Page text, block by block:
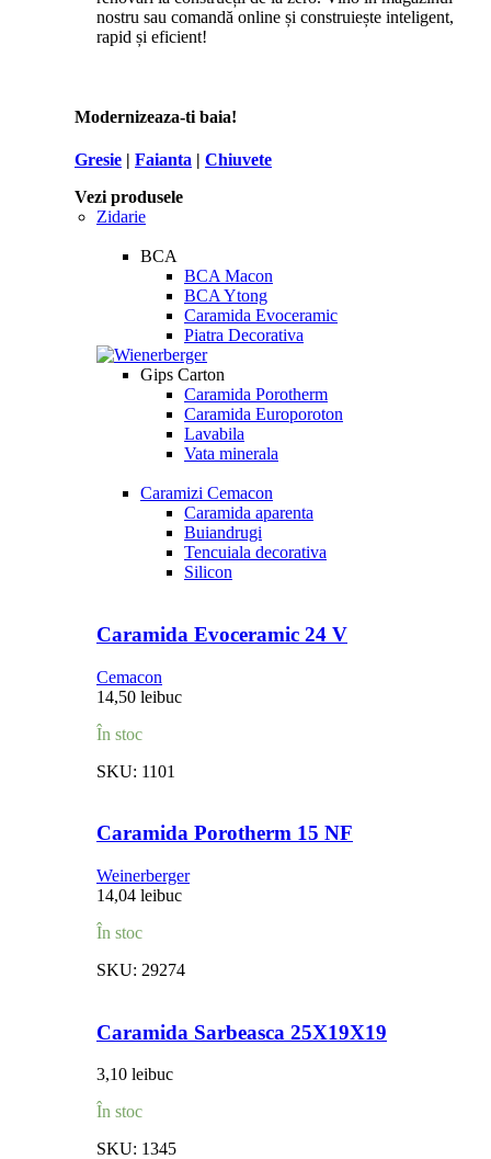
nostru sau comandă online și construiește inteligent,
rapid și eficient!
Modernizeaza-ti baia!
Gresie | Faianta | Chiuvete
Vezi produsele
Zidarie
BCA
BCA Macon
BCA Ytong
Caramida Evoceramic
Piatra Decorativa
Gips Carton
Caramida Porotherm
Caramida Europoroton
Lavabila
Vata minerala
Caramizi Cemacon
Caramida aparenta
Buiandrugi
Tencuiala decorativa
Silicon
Caramida Evoceramic 24 V
Cemacon
14,50 leibuc
În stoc
SKU: 1101
Caramida Porotherm 15 NF
Weinerberger
14,04 leibuc
În stoc
SKU: 29274
Caramida Sarbeasca 25X19X19
3,10 leibuc
În stoc
SKU: 1345